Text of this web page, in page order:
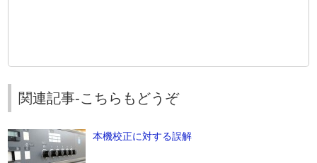
関連記事-こちらもどうぞ
本機校正に対する誤解